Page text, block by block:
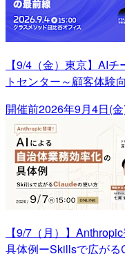
【9/4（金）東京】AI
トセンター～顧客体験
開催前2026年9月4日(
【9/7（月）】
具体例ーSkillsで広が